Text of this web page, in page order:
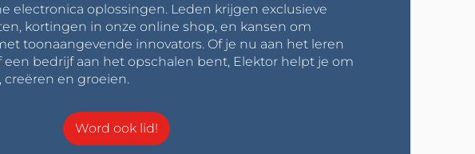
electronica oplossingen. Leden krijgen exclusieve
kortingen in onze online shop, en kansen om
toonaangevende innovators. Of je nu aan het leren
bedrijf aan het opschalen bent, Elektor helpt je om
creëren en groeien.
Word ook lid!